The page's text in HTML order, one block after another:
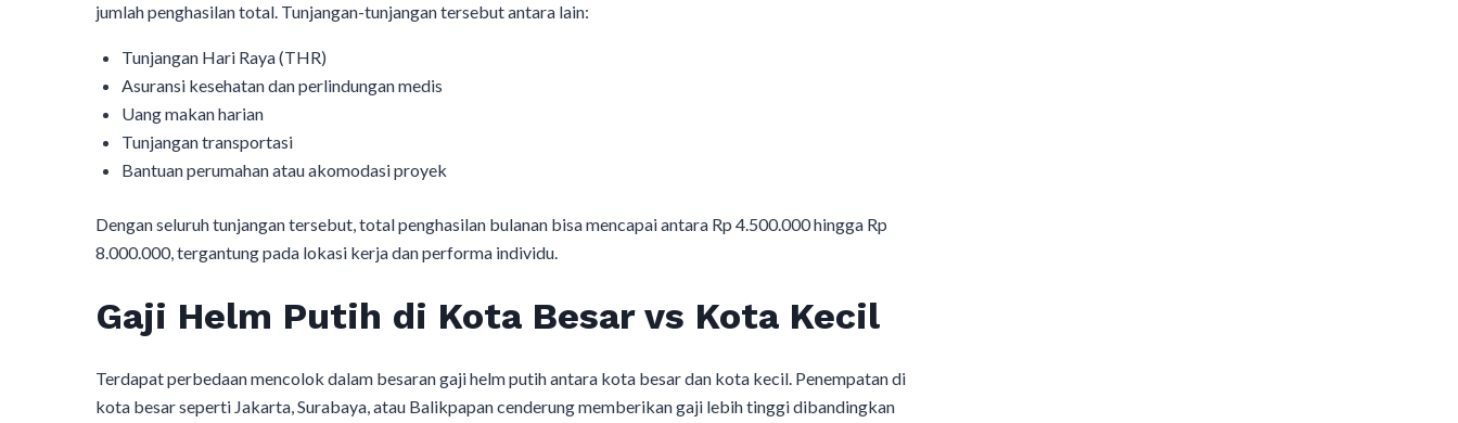
jumlah penghasilan total. Tunjangan-tunjangan tersebut antara lain:
Tunjangan Hari Raya (THR)
Asuransi kesehatan dan perlindungan medis
Uang makan harian
Tunjangan transportasi
Bantuan perumahan atau akomodasi proyek
Dengan seluruh tunjangan tersebut, total penghasilan bulanan bisa mencapai antara Rp 4.500.000 hingga Rp
8.000.000, tergantung pada lokasi kerja dan performa individu.
Gaji Helm Putih di Kota Besar vs Kota Kecil
Terdapat perbedaan mencolok dalam besaran gaji helm putih antara kota besar dan kota kecil. Penempatan di
kota besar seperti Jakarta, Surabaya, atau Balikpapan cenderung memberikan gaji lebih tinggi dibandingkan